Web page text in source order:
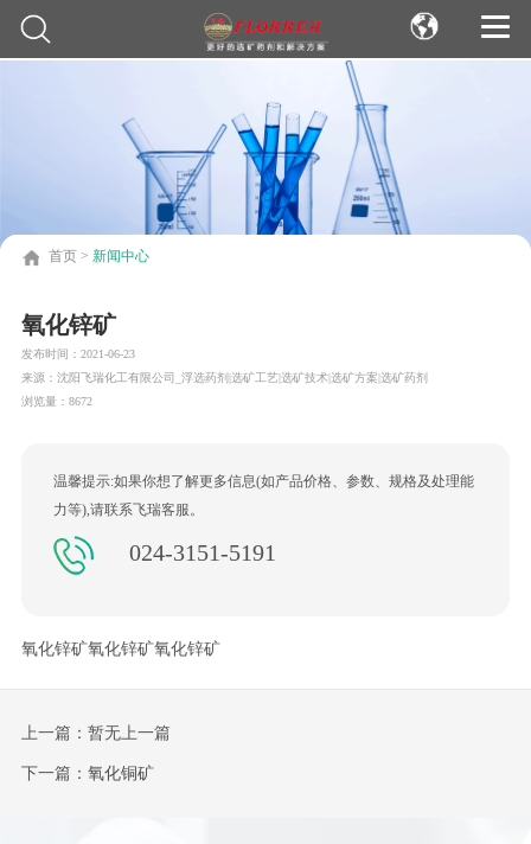
首页 > 新闻中心
氧化锌矿
发布时间： 2021-06-23
来源： 沈阳飞瑞化工有限公司_浮选药剂|选矿工艺|选矿技术|选矿方案|选矿药剂
浏览量： 8672
温馨提示:如果你想了解更多信息(如产品价格、参数、规格及处理能
力等),请联系飞瑞客服。
024-3151-5191
氧化锌矿氧化锌矿氧化锌矿
上一篇：暂无上一篇
下一篇： 氧化铜矿